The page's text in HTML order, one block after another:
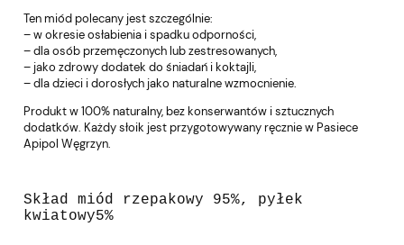
Ten miód polecany jest szczególnie:
– w okresie osłabienia i spadku odporności,
– dla osób przemęczonych lub zestresowanych,
– jako zdrowy dodatek do śniadań i koktajli,
– dla dzieci i dorosłych jako naturalne wzmocnienie.
Produkt w 100% naturalny, bez konserwantów i sztucznych
dodatków. Każdy słoik jest przygotowywany ręcznie w Pasiece
Apipol Węgrzyn.
Skład miód rzepakowy 95%, pyłek
kwiatowy5%